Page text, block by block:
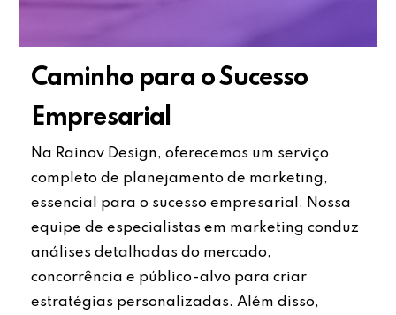
Caminho para o Sucesso
Empresarial
Na Rainov Design, oferecemos um serviço
completo de planejamento de marketing,
essencial para o sucesso empresarial. Nossa
equipe de especialistas em marketing conduz
análises detalhadas do mercado,
concorrência e público-alvo para criar
estratégias personalizadas. Além disso,